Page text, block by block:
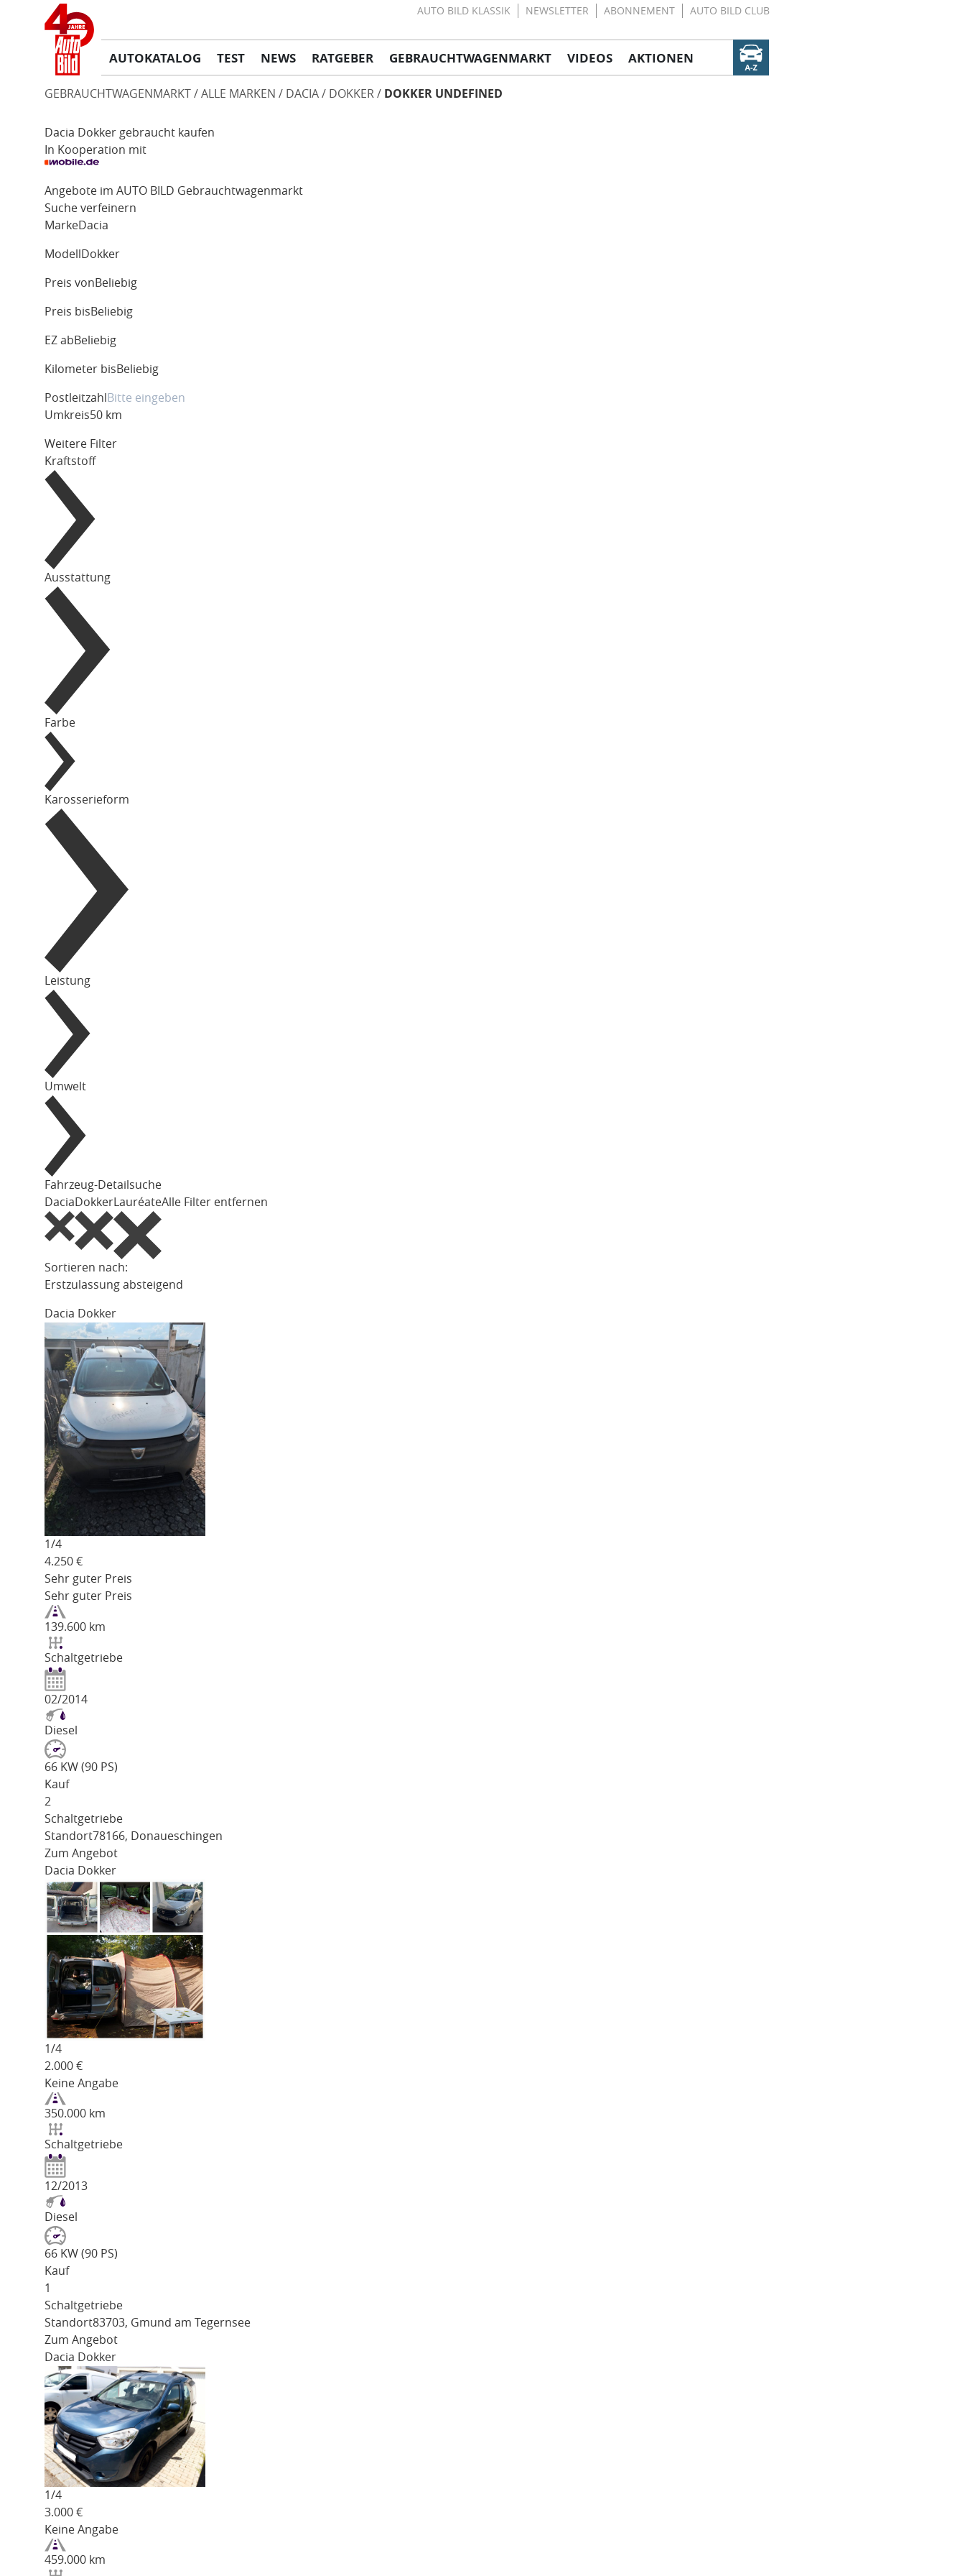
AUTO BILD KLASSIK NEWSLETTER ABONNEMENT AUTO BILD CLUB
AUTOKATALOG TEST NEWS RATGEBER GEBRAUCHTWAGENMARKT VIDEOS AKTIONEN
GEBRAUCHTWAGENMARKT ALLE MARKEN DACIA DOKKER DOKKER UNDEFINED
Dacia Dokker gebraucht kaufen
In Kooperation mit
Angebote im AUTO BILD Gebrauchtwagenmarkt
Suche verfeinern
MarkeDacia
Modell Dokker
Preis von Beliebig
Preis bis Beliebig
EZ ab Beliebig
Kilometer bis Beliebig
Postleitzahl
Umkreis50 km
Weitere Filter
Kraftstoff
Ausstattung
Farbe
Karosserieform
Leistung
Umwelt
Fahrzeug-Detailsuche
DaciaDokkerLauréateAlle Filter entfernen
Sortieren nach:
Erstzulassung absteigend
Dacia Dokker
1/4
4.250 €
Sehr guter Preis
Sehr guter Preis
139.600 km
Schaltgetriebe
02/2014
Diesel
66 KW (90 PS)
Kauf
2
Schaltgetriebe
Standort78166, Donaueschingen
Zum Angebot
Dacia Dokker
1/4
2.000 €
Keine Angabe
350.000 km
Schaltgetriebe
12/2013
Diesel
66 KW (90 PS)
Kauf
1
Schaltgetriebe
Standort83703, Gmund am Tegernsee
Zum Angebot
Dacia Dokker
1/4
3.000 €
Keine Angabe
459.000 km